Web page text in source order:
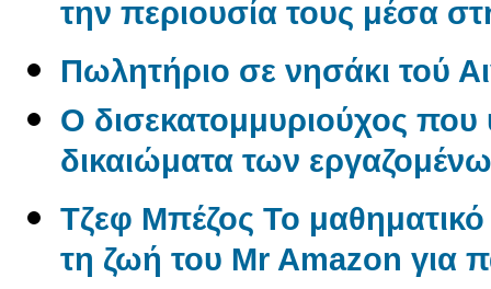
την περιουσία τους μέσα
Πωλητήριο σε νησάκι τού
O δισεκατομμυριούχος που
δικαιώματα των
Tζεφ Μπέζος Το
τη ζωή του Mr Amazon για